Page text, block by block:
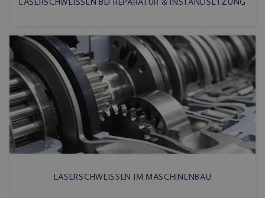
LASERSCHWEISSEN BEI REPARATUR & INSTANDSETZUNG
LASERSCHWEISSEN IM MASCHINENBAU